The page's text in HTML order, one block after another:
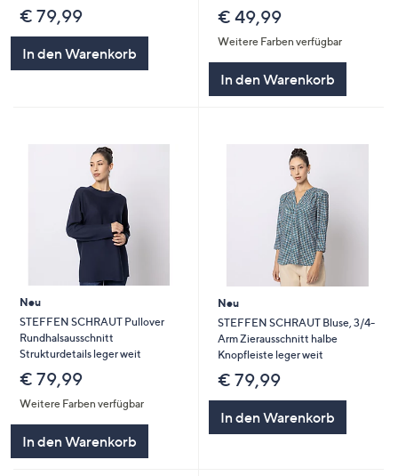
€ 79,99
In den Warenkorb
€ 49,99
Weitere Farben verfügbar
In den Warenkorb
Neu
STEFFEN SCHRAUT Pullover
Rundhalsausschnitt
Strukturdetails leger weit
€ 79,99
Weitere Farben verfügbar
In den Warenkorb
Neu
STEFFEN SCHRAUT Bluse, 3/4-
Arm Zierausschnitt halbe
Knopfleiste leger weit
€ 79,99
In den Warenkorb